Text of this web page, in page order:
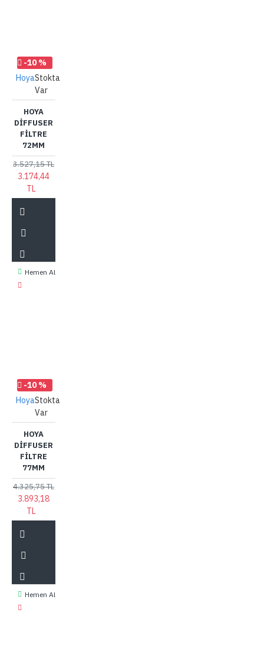
-10 %
HoyaStokta
Var
HOYA
DIFFUSER
FILTRE
72MM
3.527,15 TL
3.174,44
TL
Hemen Al
-10 %
HoyaStokta
Var
HOYA
DIFFUSER
FILTRE
77MM
4.325,75 TL
3.893,18
TL
Hemen Al